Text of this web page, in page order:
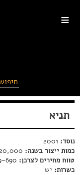
≡
תניא
נוסד:
כמות ייצור בשנה:
טווח מחירים לצרכן:
כשרות: יש